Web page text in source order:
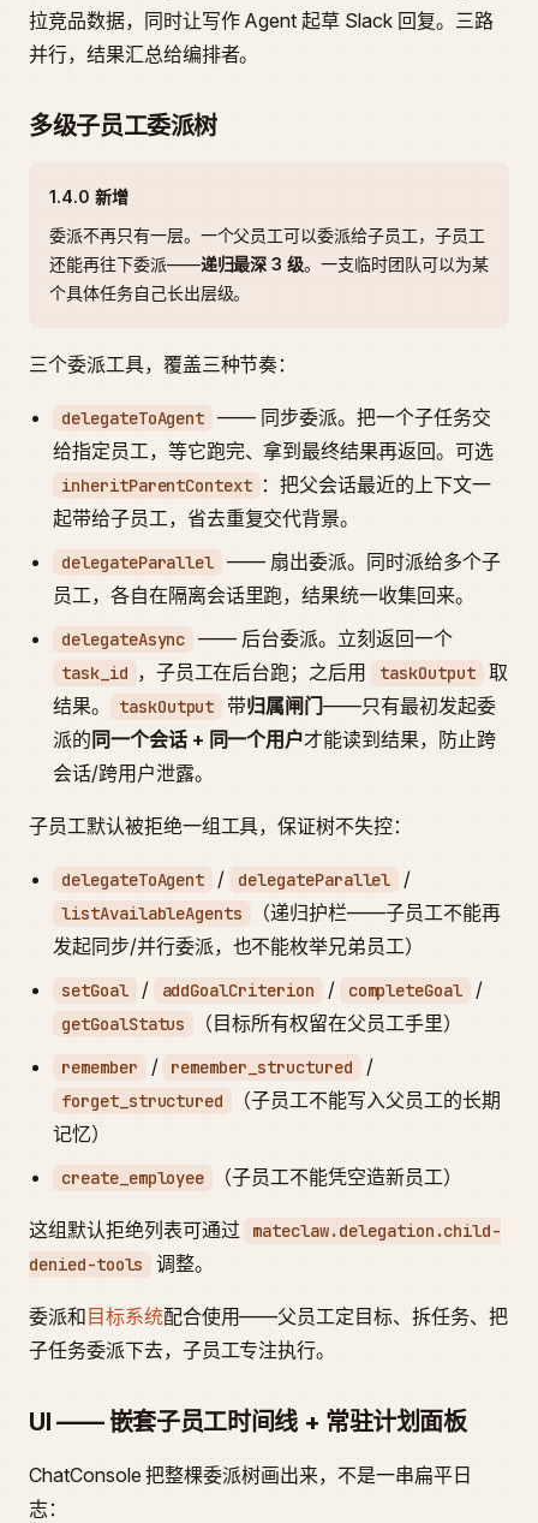
拉竞品数据，同时让写作 Agent 起草 Slack 回复。三路
并行，结果汇总给编排者。
多级子员工委派树
1.4.0 新增
委派不再只有一层。一个父员工可以委派给子员工，子员工
还能再往下委派——递归最深 3 级。一支临时团队可以为某
个具体任务自己长出层级。
三个委派工具，覆盖三种节奏：
delegateToAgent
—— 同步委派。把一个子任务交
给指定员工，等它跑完、拿到最终结果再返回。可选
inheritParentContext ：把父会话最近的上下文一
起带给子员工，省去重复交代背景。
delegateParallel
—— 扇出委派。同时派给多个子
员工，各自在隔离会话里跑，结果统一收集回来。
delegateAsync —— 后台委派。立刻返回一个
task_id ，子员工在后台跑；之后用 taskOutput
取
结果。
taskOutput 带归属闸门——只有最初发起委
派的 同一个会话 + 同一个用户才能读到结果，防止跨
会话/跨用户泄露。
子员工默认被拒绝一组工具，保证树不失控：
delegateToAgent / delegateParallel /
listAvailableAgents
（递归护栏——子员工不能再
发起同步/并行委派，也不能枚举兄弟员工）
setGoal / addGoalCriterion / completeGoal /
getGoalStatus （目标所有权留在父员工手里）
remember / remember_structured /
forget_structured
（子员工不能写入父员工的长期
记忆）
create_employee （子员工不能凭空造新员工）
这组默认拒绝列表可通过
mateclaw.delegation.child-
denied-tools
调整。
委派和 目标系统配合使用——父员工定目标、拆任务、把
子任务委派下去，子员工专注执行。
UI —— 嵌套子员工时间线 + 常驻计划面板
ChatConsole 把整棵委派树画出来，不是一串扁平日
志：